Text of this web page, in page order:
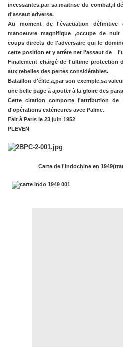
incessantes,par sa maitrise du combat,il
d'assaut adverse.
Au moment de l'évacuation définitive
manoeuvre magnifique ,occupe de
coups directs de l'adversaire qui le
cette position et y arrête net l'assaut de
Finalement chargé de l'ultime protection
aux rebelles des pertes considérables.
Bataillon d'élite,a,par son exemple,sa
une belle page à ajouter à la gloire des
Cette citation comporte l'attribution de
d'opérations extérieures avec Palme.
Fait à Paris le 23 juin 1952
PLEVEN
Carte de l'Indochine en